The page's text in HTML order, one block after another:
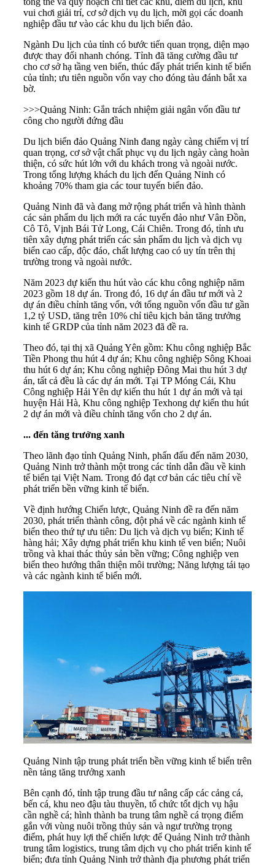
vui chơi giải trí, cơ sở dịch vụ du lịch, mời gọi các doanh
nghiệp đầu tư vào các khu du lịch biển đảo.
Ngành Du lịch của tỉnh có bước tiến quan trọng, diện mạo
được thay đổi nhanh chóng. Tỉnh đã tăng cường đầu tư
cho cơ sở hạ tầng ven biển, thúc đẩy phát triển kinh tế biển
của tỉnh; ưu tiên nguồn vốn vay cho đóng tàu đánh bắt xa
bờ.
>>>Quảng Ninh: Gắn trách nhiệm giải ngân vốn đầu tư
công cho người đứng đầu
Du lịch biển đảo Quảng Ninh đang ngày càng chiếm vị trí
quan trọng, cơ sở vật chất phục vụ du lịch ngày càng hoàn
thiện, có sức hút lớn với du khách trong và ngoài nước.
Trong tổng lượng khách du lịch đến Quảng Ninh có
khoảng 70% tham gia các tour tuyến biển đảo.
Quảng Ninh đã và đang mở rộng phát triển và hình thành
các sản phẩm du lịch mới ra các tuyến đảo như Vân Đồn,
Cô Tô, Vịnh Bái Tử Long, Cái Chiên. Trong đó, tỉnh ưu
tiên xây dựng phát triển các sản phẩm du lịch và dịch vụ
biển cao cấp, độc đáo, chất lượng cao có uy tín trên thị
trường trong và ngoài nước.
Năm 2023 dự kiến thu hút vào các khu công nghiệp năm
2023 gồm 18 dự án. Trong đó, 16 dự án đầu tư mới và 2
dự án điều chỉnh tăng vốn, với tổng nguồn vốn đầu tư gần
1,2 tỷ USD, tăng trên 10% chỉ tiêu kịch bản tăng trưởng
kinh tế GRDP của tỉnh năm 2023 đã đề ra.
Theo đó, tại thị xã Quảng Yên gồm: Khu công nghiệp Bắc
Tiền Phong thu hút 4 dự án; Khu công nghiệp Sông Khoai
thu hút 6 dự án; Khu công nghiệp Đông Mai thu hút 3 dự
án, tất cả đều là các dự án mới. Tại TP Móng Cái, Khu
Công nghiệp Hải Yên dự kiến thu hút 1 dự án mới và tại
huyện Hải Hà, Khu công nghiệp Texhong dự kiến thu hút
2 dự án mới và điều chỉnh tăng vốn cho 2 dự án.
... đến tăng trưởng xanh
Theo lãnh đạo tỉnh Quảng Ninh, phấn đấu đến năm 2030,
Quảng Ninh trở thành một trong các tỉnh dẫn đầu về kinh
tế biển tại Việt Nam. Trong đó đạt cơ bản các tiêu chí về
phát triển bền vững kinh tế biển.
Về định hướng Chiến lược, Quảng Ninh đề ra đến năm
2030, phát triển thành công, đột phá về các ngành kinh tế
biển theo thứ tự ưu tiên: Du lịch và dịch vụ biển; Kinh tế
hàng hải; Xây dựng phát triển khu kinh tế ven biển; Nuôi
trồng và khai thác thủy sản bền vững; Công nghiệp ven
biển theo hướng thân thiện môi trường; Năng lượng tái tạo
và các ngành kinh tế biển mới.
Quảng Ninh tập trung phát triển bền vững kinh tế biển trên
nền tảng tăng trưởng xanh
Bên cạnh đó, tỉnh tập trung đầu tư nâng cấp các cảng cá,
bến cá, khu neo đậu tàu thuyền, tổ chức tốt dịch vụ hậu
cần nghề cá; hình thành ba trung tâm nghề cá trọng điểm
gắn với vùng nuôi trồng thủy sản và ngư trường trọng
điểm, phát huy lợi thế chiến lược để Quảng Ninh trở thành
trung tâm logistics, trung tâm dịch vụ cho phát triển kinh tế
biển; đưa tỉnh Quảng Ninh trở thành địa phương phát triển